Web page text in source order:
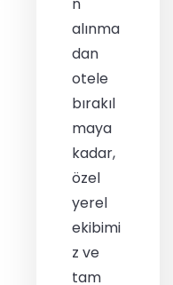
alınma
dan
otele
bırakıl
maya
kadar,
özel
yerel
ekibimi
z ve
tam